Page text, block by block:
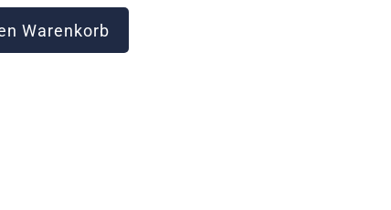
Warenkorb